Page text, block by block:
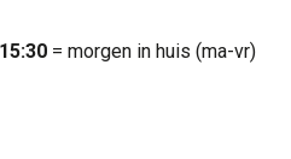
= morgen in huis (ma-vr)